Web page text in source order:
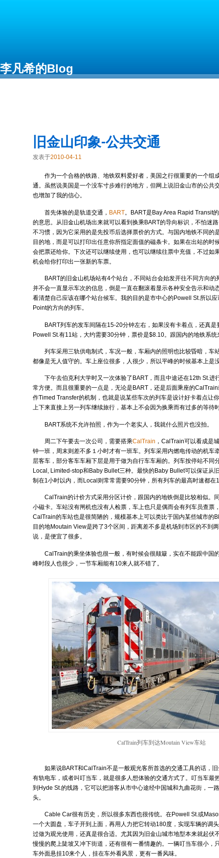
李凡希的Blog
旧金山印象-公共交通
发表于2010-04-11
作为一个合格的铁路、地铁双料爱好者，美国之行很重要的一个组
通。虽然说美国是一个没车寸步难行的地方，但网上说旧金山市的公共
也增加了我的信心。
首先体验的是轨道交通， BART。BART是Bay Area Rapid Transit
的意思。从旧金山机场出来就可以看到换乘BART的导向标识，不怕迷
不习惯，因为它采用的是先投币后选择票价的方式。与国内地铁不同的
目的地，而是可以打印出任意你所指定面值的磁条卡。如果在出站的时
会把票还给你。下次还可以继续使用，也可以继续往票中充值，不过如
机会给你打印出一张新的车票。
BART的旧金山机场站有4个站台，不同站台会始发开往不同方向
并不会一直显示车次的信息，倒是一直在翻滚着显示各种安全告示和动
看清楚自己应该在哪个站台候车。我的目的是市中心的Powell St.所以
Point的方向的列车。
BART列车的发车间隔在15-20分钟左右，如果没有卡着点，还真
Powell St.有11站，大约需要30分钟，票价是$8.10。跟国内的地铁系
列车采用三轨供电制式，车况一般，车厢内的照明也比较昏暗，车
都像是无人值守的。车上座位很多，人很少，所以平峰的时候基本上是
下午去伯克利大学时又一次体验了BART，而且中途还在12th St.进
常方便。而且很重要的一点是，无论是BART，还是后面乘座的
作Timed Transfer的机制，也就是说某些车次的列车是设计好卡着点让
上下来直接上另一列车继续旅行，基本上不会因为换乘而有过多的等待
BART系统不允许拍照，作为一个老实人，我就什么照片也没拍。
周二下午要去一次公司，需要搭乘CalTrain ，CalTrain可以看成是
钟一班，周末则差不多１小时才有一班车。列车采用内燃电传动的机车
层客车，部分客车车厢下层是用于做为自行车车厢的。列车按停站不同
Local, Limited-stop和Baby Bullet三种。最快的Baby Bullet可以保证从
制在1小时以内，而Local则常常需要90分钟，所有列车的最高时速都在
CalTrain的计价方式采用分区计价，跟国内的地铁倒是比较相似。
小磁卡。车站没有闸机也没有人检票，车上也只是偶而会有列车员查票
CalTrain的车站也是很简陋的，规模基本上可以类比于国内某些城市的
目的地Moutain View是跨了3个区间，距离差不多是机场到市区的不到
说，是便宜了很多。
CalTrain的乘坐体验也很一般，有时候会很颠簸，实在不能跟中国
峰时段人也很少，一节车厢能有10来人就不错了。
CalTrain列车到达Moutain View车站
如果说BART和CalTrain不是一般观光客所首选的交通工具的话，
有轨电车，或者叫叮当车，就是很多人想体验的交通方式了。叮当车最
到Hyde St.的线路，它可以把游客从市中心途经中国城和九曲花街，一
头。
Cable Car很有历史，所以很多东西也很传统。在Powell St.或
一个大圆盘，车子开到上面，再用人力把它转动180度，实现车辆的调
过做为观光使用，还真是很合适。尤其因为旧金山城市地型本来就起伏
慢慢的爬上陡坡又冲下街道，还有很有一番情趣的。一辆叮当车很小，
车外面悬挂10来个人，挂在车外看风景，更有一番风味。